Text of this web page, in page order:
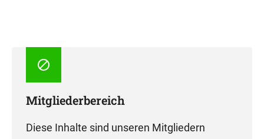
Mitgliederbereich
Diese Inhalte sind unseren Mitgliedern